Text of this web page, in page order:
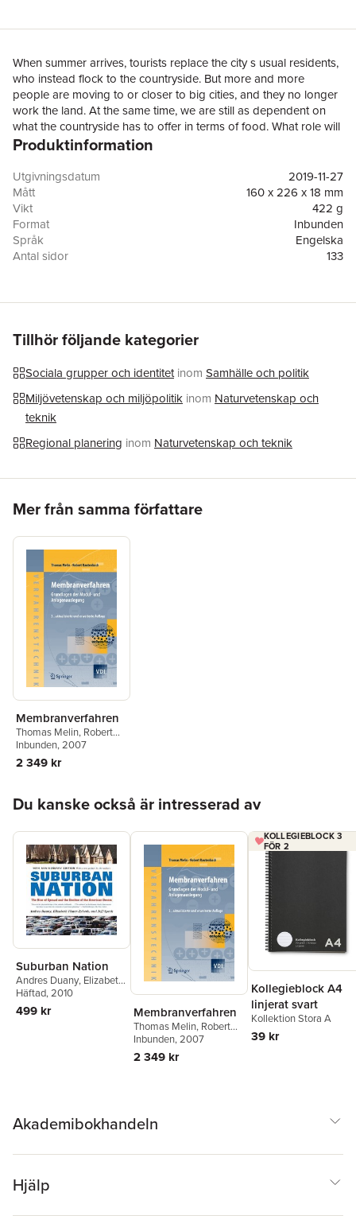
When summer arrives, tourists replace the city s usual residents,
who instead flock to the countryside. But more and more
people are moving to or closer to big cities, and they no longer
work the land. At the same time, we are still as dependent on
what the countryside has to offer in terms of food. What role will
our rural designs and the cultivation of organic food play in the
provide solutions to these challenges. This book, with
contributions from leading experts in the field, addresses issues
such as sustainable food production and community planning.
Produktinformation
Utgivningsdatum
2019-11-27
Mått
160 x 226 x 18 mm
Vikt
422 g
Format
Inbunden
Språk
Engelska
Antal sidor
133
Tillhör följande kategorier
Sociala grupper och identitet inom Samhälle och politik
Miljövetenskap och miljöpolitik inom Naturvetenskap och
teknik
Regional planering inom Naturvetenskap och teknik
Mer från samma författare
Membranverfahren
Thomas Melin, Robert
Rautenbach
Inbunden, 2007
2 349 kr
Du kanske också är intresserad av
Suburban Nation
Andres Duany, Elizabeth
Plater-Zyberk
Speck
Häftad, 2010
499 kr Membranverfahren
Thomas Melin, Robert
Rautenbach
Inbunden, 2007
2 349 kr
KOLLEGIEBLOCK 3
FÖR 2
Kollegieblock A4
linjerat svart
Kollektion Stora A
39 kr
Akademibokhandeln
Hjälp